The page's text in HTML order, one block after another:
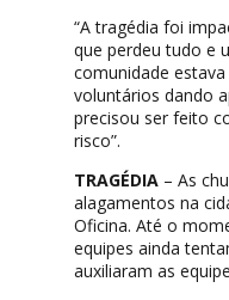
“A tragédia foi
que perdeu tudo e
comunidade
voluntários dando
precisou ser feito
risco”.
TRAGÉDIA – As
alagamentos na
Oficina. Até o
equipes ainda
auxiliaram as